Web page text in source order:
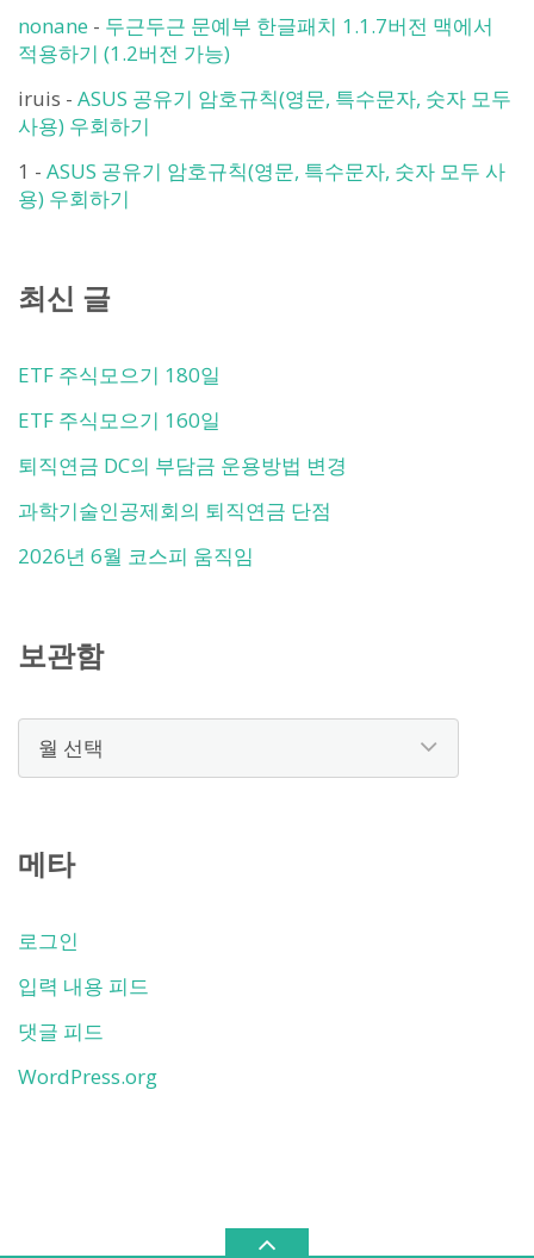
nonane - 두근두근 문예부 한글패치 1.1.7버전 맥에서
적용하기 (1.2버전 가능)
iruis - ASUS 공유기 암호규칙(영문, 특수문자, 숫자 모두
사용) 우회하기
1 - ASUS 공유기 암호규칙(영문, 특수문자, 숫자 모두 사
용) 우회하기
최신 글
ETF 주식모으기 180일
ETF 주식모으기 160일
퇴직연금 DC의 부담금 운용방법 변경
과학기술인공제회의 퇴직연금 단점
2026년 6월 코스피 움직임
보관함
메타
로그인
입력 내용 피드
댓글 피드
WordPress.org